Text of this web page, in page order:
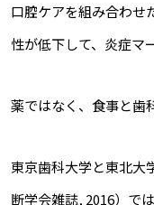
口腔ケアを組み合わせ
性が低下して、炎症マ
薬ではなく、食事と歯
東京歯科大学と東北大
断学会雑誌, 2016）で